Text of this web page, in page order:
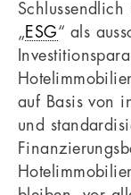
„ESG“ als
auf Basis von
und